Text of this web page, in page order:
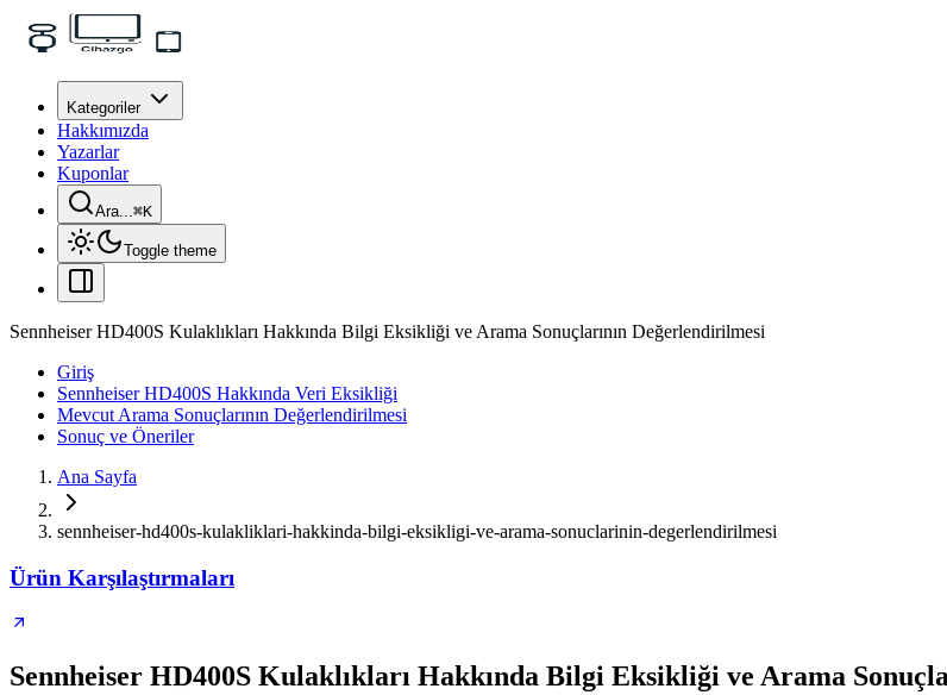
Kategoriler
Hakkımızda
Yazarlar
Kuponlar
Ara...⌘K
Toggle theme
Sennheiser HD400S Kulaklıkları Hakkında Bilgi Eksikliği ve Arama Sonuçlarının Değerlendirilmesi
Giriş
Sennheiser HD400S Hakkında Veri Eksikliği
Mevcut Arama Sonuçlarının Değerlendirilmesi
Sonuç ve Öneriler
Ana Sayfa
sennheiser-hd400s-kulakliklari-hakkinda-bilgi-eksikligi-ve-arama-sonuclarinin-degerlendirilmesi
Ürün Karşılaştırmaları
Sennheiser HD400S Kulaklıkları Hakkında Bilgi Eksikliği ve Arama